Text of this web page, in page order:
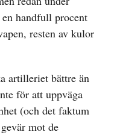
handfull procent
resten av kulor
artilleriet bättre än
för att uppväga
(och det faktum
mot de